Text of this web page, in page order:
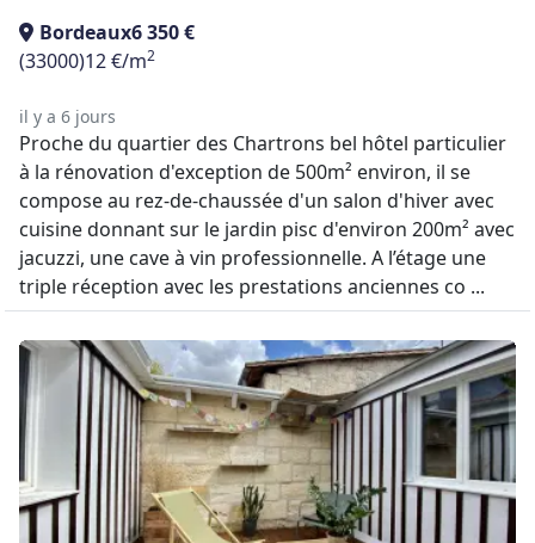
Bordeaux6 350 €
(33000)12 €/m2
il y a 6 jours
Proche du quartier des Chartrons bel hôtel particulier
à la rénovation d'exception de 500m² environ, il se
compose au rez-de-chaussée d'un salon d'hiver avec
cuisine donnant sur le jardin pisc d'environ 200m² avec
jacuzzi, une cave à vin professionnelle. A l’étage une
triple réception avec les prestations anciennes co ...